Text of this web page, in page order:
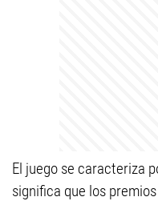
El juego se caracteriza
significa que los